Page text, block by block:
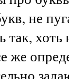
не
хоть
же